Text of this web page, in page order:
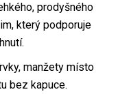
prodyšného
který podporuje
manžety místo
bez kapuce.